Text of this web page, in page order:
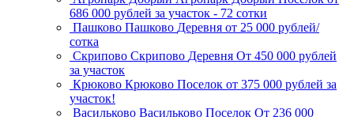
686 000 рублей за участок - 72 сотки
Пашково Пашково Деревня от 25 000 рублей/
сотка
Скрипово Скрипово Деревня От 450 000 рублей
за участок
Крюково Крюково Поселок от 375 000 рублей за
участок!
Васильково Васильково Поселок От 236 000